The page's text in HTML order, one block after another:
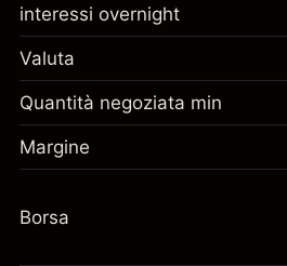
Margine. Il tuo
Adeguamento
finanziamento overnight
Oneri per l'intero valore della
posizione
Denaro da leva ~
investimento
interessi overnight
Valuta
Quantità negoziata min
Margine
Borsa